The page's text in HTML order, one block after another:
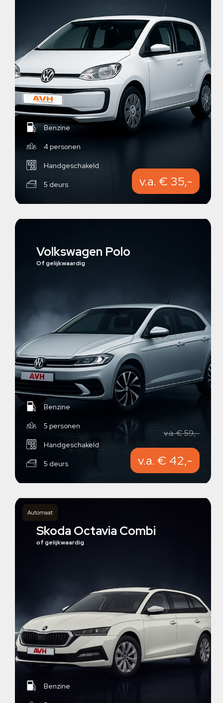
Benzine
4 personen
Handgeschakeld
5 deurs v.a. € 35,-
Volkswagen Polo
Of gelijkwaardig
Benzine
5 personen
Handgeschakeld
5 deurs
v.a. € 59,-
v.a. € 42,-
Automaat
Skoda Octavia Combi
of gelijkwaardig
Benzine